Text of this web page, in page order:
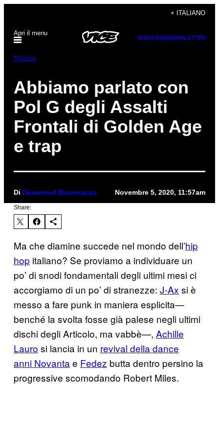
contenuto
+ ITALIANO
Apri il menu
SUBSCRIBENEWSLETTER
Música
Abbiamo parlato con
Pol G degli Assalti
Frontali di Golden Age
e trap
Di Demented Burrocacao Novembre 5, 2020, 11:57am
Share:
Ma che diamine succede nel mondo dell’hip
hop italiano? Se proviamo a individuare un
po’ di snodi fondamentali degli ultimi mesi ci
accorgiamo di un po’ di stranezze: J-Ax si è
messo a fare punk in maniera esplicita—
benché la svolta fosse già palese negli ultimi
dischi degli Articolo, ma vabbè—, Achille
Lauro si lancia in un revival della dance
anni Novanta e Fedez butta dentro persino la
progressive scomodando Robert Miles.